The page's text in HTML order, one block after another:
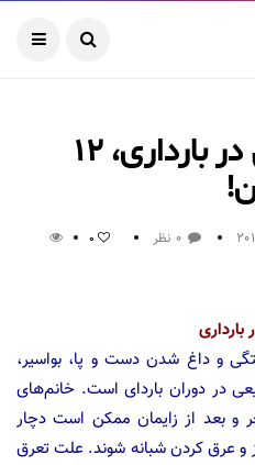
احساس گرگرفتگی در بارداری، ۱۲
0 نظر 0
و داغ شدن دست و پا، بواسیر،
در دوران باردای است. خانم‌های
و بعد از زایمان ممکن است دچار
و عرق کردن شبانه شوند. علت تعرق